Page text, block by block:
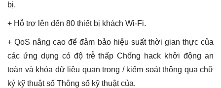
bị.
+ Hỗ trợ lên đến 80 thiết bị khách Wi-Fi.
+ QoS nâng cao để đảm bảo hiệu suất thời gian thực của
các ứng dụng có độ trễ thấp Chống hack khởi động an
toàn và khóa dữ liệu quan trọng / kiểm soát thông qua chữ
ký kỹ thuật số Thông số kỹ thuật của.